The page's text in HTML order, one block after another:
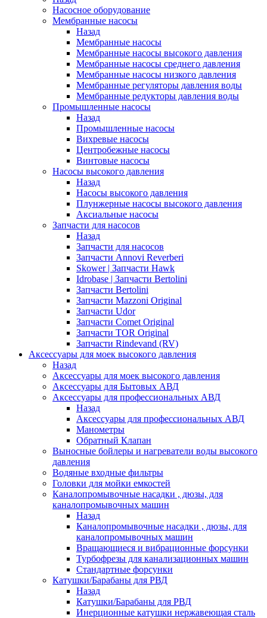
Насосное оборудование
Мембранные насосы
Назад
Мембранные насосы
Мембранные насосы высокого давления
Мембранные насосы среднего давления
Мембранные насосы низкого давления
Мембранные регуляторы давления воды
Мембранные редукторы давления воды
Промышленные насосы
Назад
Промышленные насосы
Вихревые насосы
Центробежные насосы
Винтовые насосы
Насосы высокого давления
Назад
Насосы высокого давления
Плунжерные насосы высокого давления
Аксиальные насосы
Запчасти для насосов
Назад
Запчасти для насосов
Запчасти Annovi Reverberi
Skower | Запчасти Hawk
Idrobase | Запчасти Bertolini
Запчасти Bertolini
Запчасти Mazzoni Original
Запчасти Udor
Запчасти Comet Original
Запчасти TOR Original
Запчасти Rindevand (RV)
Аксессуары для моек высокого давления
Назад
Аксессуары для моек высокого давления
Аксессуары для Бытовых АВД
Аксессуары для профессиональных АВД
Назад
Аксессуары для профессиональных АВД
Манометры
Обратный Клапан
Выносные бойлеры и нагреватели воды высокого
давления
Водяные входные фильтры
Головки для мойки емкостей
Каналопромывочные насадки , дюзы, для
каналопромывочных машин
Назад
Каналопромывочные насадки , дюзы, для
каналопромывочных машин
Вращающиеся и вибрационные форсунки
Турбофрезы для канализационных машин
Стандартные форсунки
Катушки/Барабаны для РВД
Назад
Катушки/Барабаны для РВД
Инерционные катушки нержавеющая сталь